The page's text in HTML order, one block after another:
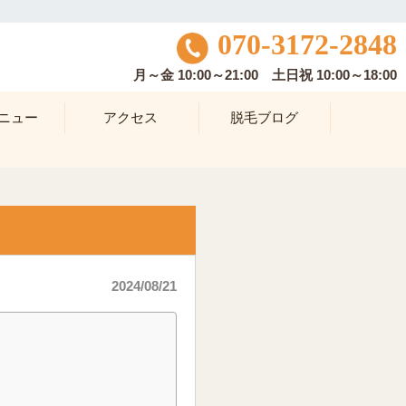
070-3172-2848
月～金 10:00～21:00 土日祝 10:00～18:00
ュー アクセス 脱毛ブログ
2024/08/21